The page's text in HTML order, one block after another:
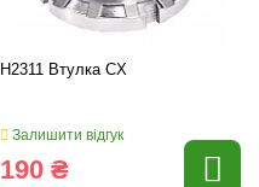
H2311 Втулка CX
Залишити відгук
190 ₴